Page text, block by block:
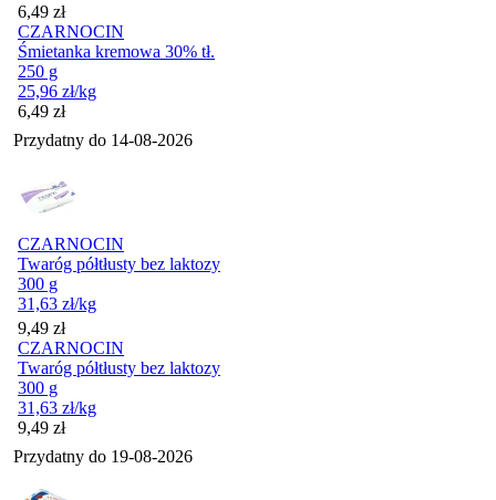
Cena
6,49 zł
CZARNOCIN
Śmietanka kremowa 30% tł.
250 g
25,96 zł/kg
Cena
6,49 zł
Przydatny do 14-08-2026
CZARNOCIN
Twaróg półtłusty bez laktozy
300 g
31,63 zł/kg
Cena
9,49 zł
CZARNOCIN
Twaróg półtłusty bez laktozy
300 g
31,63 zł/kg
Cena
9,49 zł
Przydatny do 19-08-2026